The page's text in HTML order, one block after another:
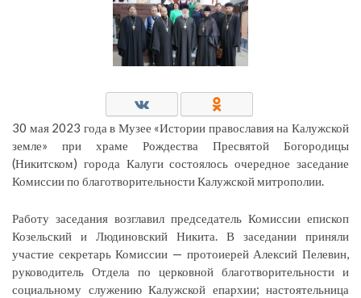
30 мая 2023 года в Музее «Истории православия на Калужской
земле» при храме Рождества Пресвятой Богородицы
(Никитском) города Калуги состоялось очередное заседание
Комиссии по благотворительности Калужской митрополии.
Работу заседания возглавил председатель Комиссии епископ
Козельский и Людиновский Никита. В заседании приняли
участие секретарь Комиссии — протоиерей Алексий Пелевин,
руководитель Отдела по церковной благотворительности и
социальному служению Калужской епархии; настоятельница